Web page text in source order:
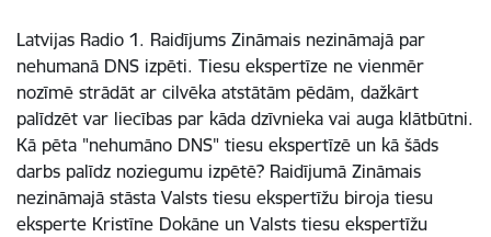
Latvijas Radio 1. Raidījums Zināmais nezināmajā par
nehumanā DNS izpēti. Tiesu ekspertīze ne vienmēr
nozīmē strādāt ar cilvēka atstātām pēdām, dažkārt
palīdzēt var liecības par kāda dzīvnieka vai auga klātbūtni.
Kā pēta "nehumāno DNS" tiesu ekspertīzē un kā šāds
darbs palīdz noziegumu izpētē? Raidījumā Zināmais
nezināmajā stāsta Valsts tiesu ekspertīžu biroja tiesu
eksperte Kristīne Dokāne un Valsts tiesu ekspertīžu